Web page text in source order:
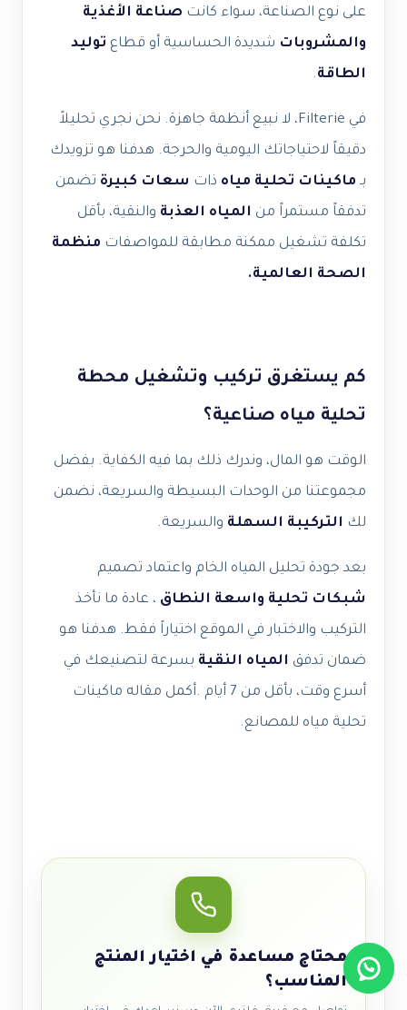
على نوع الصناعة، سواء كانت صناعة الأغذية
والمشروبات شديدة الحساسية أو قطاع توليد
الطاقة.
في Filterie، لا نبيع أنظمة جاهزة. نحن نجري تحليلاً
دقيقاً لاحتياجاتك اليومية والحرجة. هدفنا هو تزويدك
بـ ماكينات تحلية مياه ذات سعات كبيرة تضمن
تدفقاً مستمراً من المياه العذبة والنقية، بأقل
تكلفة تشغيل ممكنة مطابقة للمواصفات منظمة
الصحة العالمية.
كم يستغرق تركيب وتشغيل محطة
تحلية مياه صناعية؟
الوقت هو المال، وندرك ذلك بما فيه الكفاية. بفضل
مجموعتنا من الوحدات البسيطة والسريعة، نضمن
لك التركيبة السهلة والسريعة.
بعد جودة تحليل المياه الخام واعتماد تصميم
شبكات تحلية واسعة النطاق ، عادة ما نأخذ
التركيب والاختبار في الموقع اختياراً فقط. هدفنا هو
ضمان تدفق المياه النقية بسرعة لتصنيعك في
أسرع وقت، بأقل من 7 أيام .
أكمل مقاله ماكينات
تحلية مياه للمصانع.
محتاج مساعدة في اختيار المنتج
المناسب؟